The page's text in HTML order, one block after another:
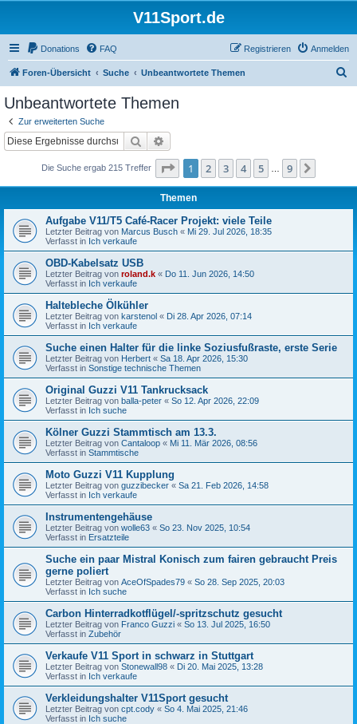
V11Sport.de
Donations FAQ Anmelden
Registrieren
Foren-Übersicht Suche Unbeantwortete Themen
Unbeantwortete Themen
Zur erweiterten Suche
Suche
Die Suche ergab 215 Treffer Seite 1von
1 2 3 4 5 9
Themen
Aufgabe V11/T5 Café-Racer Projekt: viele Teile
Letzter Beitrag von Marcus Busch « Mi 29. Jul 2026, 18:35
Verfasst in Ich verkaufe
OBD-Kabelsatz USB
Letzter Beitrag von roland.k « Do 11. Jun 2026, 14:50
Verfasst in Ich verkaufe
Haltebleche Ölkühler
Letzter Beitrag von karstenol « Di 28. Apr 2026, 07:14
Verfasst in Ich verkaufe
Suche einen Halter für die linke Soziusfußraste, erste Serie
Letzter Beitrag von Herbert « Sa 18. Apr 2026, 15:30
Verfasst in Sonstige technische Themen
Original Guzzi V11 Tankrucksack
Letzter Beitrag von balla-peter « So 12. Apr 2026, 22:09
Verfasst in Ich suche
Kölner Guzzi Stammtisch am 13.3.
Letzter Beitrag von Cantaloop « Mi 11. Mär 2026, 08:56
Verfasst in Stammtische
Moto Guzzi V11 Kupplung
Letzter Beitrag von guzzibecker « Sa 21. Feb 2026, 14:58
Verfasst in Ich verkaufe
Instrumentengehäuse
Letzter Beitrag von wolle63 « So 23. Nov 2025, 10:54
Verfasst in Ersatzteile
Suche ein paar Mistral Konisch zum fairen gebraucht Preis
gerne poliert
Letzter Beitrag von AceOfSpades79 « So 28. Sep 2025, 20:03
Verfasst in Ich suche
Carbon Hinterradkotflügel/-spritzschutz gesucht
Letzter Beitrag von Franco Guzzi « So 13. Jul 2025, 16:50
Verfasst in Zubehör
Verkaufe V11 Sport in schwarz in Stuttgart
Letzter Beitrag von Stonewall98 « Di 20. Mai 2025, 13:28
Verfasst in Ich verkaufe
Verkleidungshalter V11Sport gesucht
Letzter Beitrag von cpt.cody « So 4. Mai 2025, 21:46
Verfasst in Ich suche